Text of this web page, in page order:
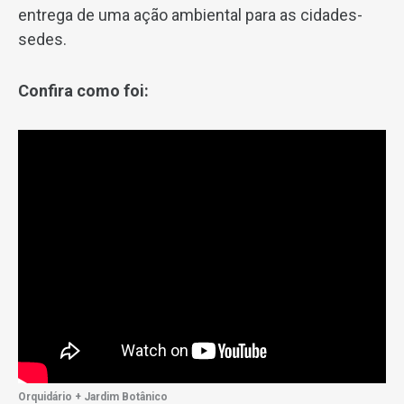
entrega de uma ação ambiental para as cidades-
sedes.
Confira como foi:
Orquidário + Jardim Botânico